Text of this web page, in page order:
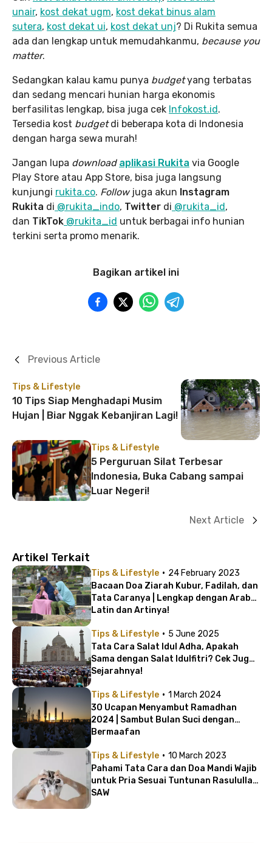
unair, kost dekat ugm, kost dekat binus alam
sutera, kost dekat ui, kost dekat unj? Di Rukita semua
ada dan lengkap untuk memudahkanmu, because you
matter.
Sedangkan kalau kamu punya budgetyang terbatas
dan sedang mencari hunian harga ekonomis
berfasilitas lengkap, bisa juga cek Infokost.id.
Tersedia kost budgetdi beberapa kota di Indonesia
dengan harga sewa murah!
Jangan lupa download aplikasi Rukita via Google
Play Store atau App Store, bisa juga langsung
kunjungi rukita.co. Followjuga akun Instagram
Rukita di @rukita_indo, Twitter di @rukita_id,
dan TikTok @rukita_id untuk berbagai info hunian
terkini serta promo menarik.
Bagikan artikel ini
Tips & Lifestyle
10 Tips Siap Menghadapi Musim
Hujan | Biar Nggak Kebanjiran Lagi!
Previous Article
Tips & Lifestyle
5 Perguruan Silat Terbesar
Indonesia, Buka Cabang sampai
Luar Negeri!
Next Article
Artikel Terkait
Tips & Lifestyle · 24 February 2023
Bacaan Doa Ziarah Kubur, Fadilah, dan
Tata Caranya | Lengkap dengan Arab
Latin dan Artinya!
Tips & Lifestyle · 5 June 2025
Tata Cara Salat Idul Adha, Apakah
Sama dengan Salat Idulfitri? Cek Juga
Sejarahnya!
Tips & Lifestyle · 1 March 2024
30 Ucapan Menyambut Ramadhan
2024 | Sambut Bulan Suci dengan
Bermaafan
Tips & Lifestyle · 10 March 2023
Pahami Tata Cara dan Doa Mandi Wajib
untuk Pria Sesuai Tuntunan Rasulullah
SAW